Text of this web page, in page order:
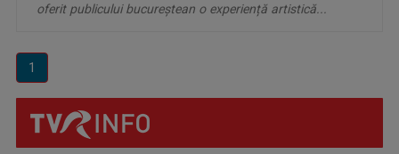
oferit publicului bucureștean o experiență artistică...
1